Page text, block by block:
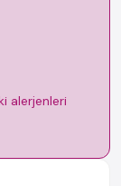
alerjenleri